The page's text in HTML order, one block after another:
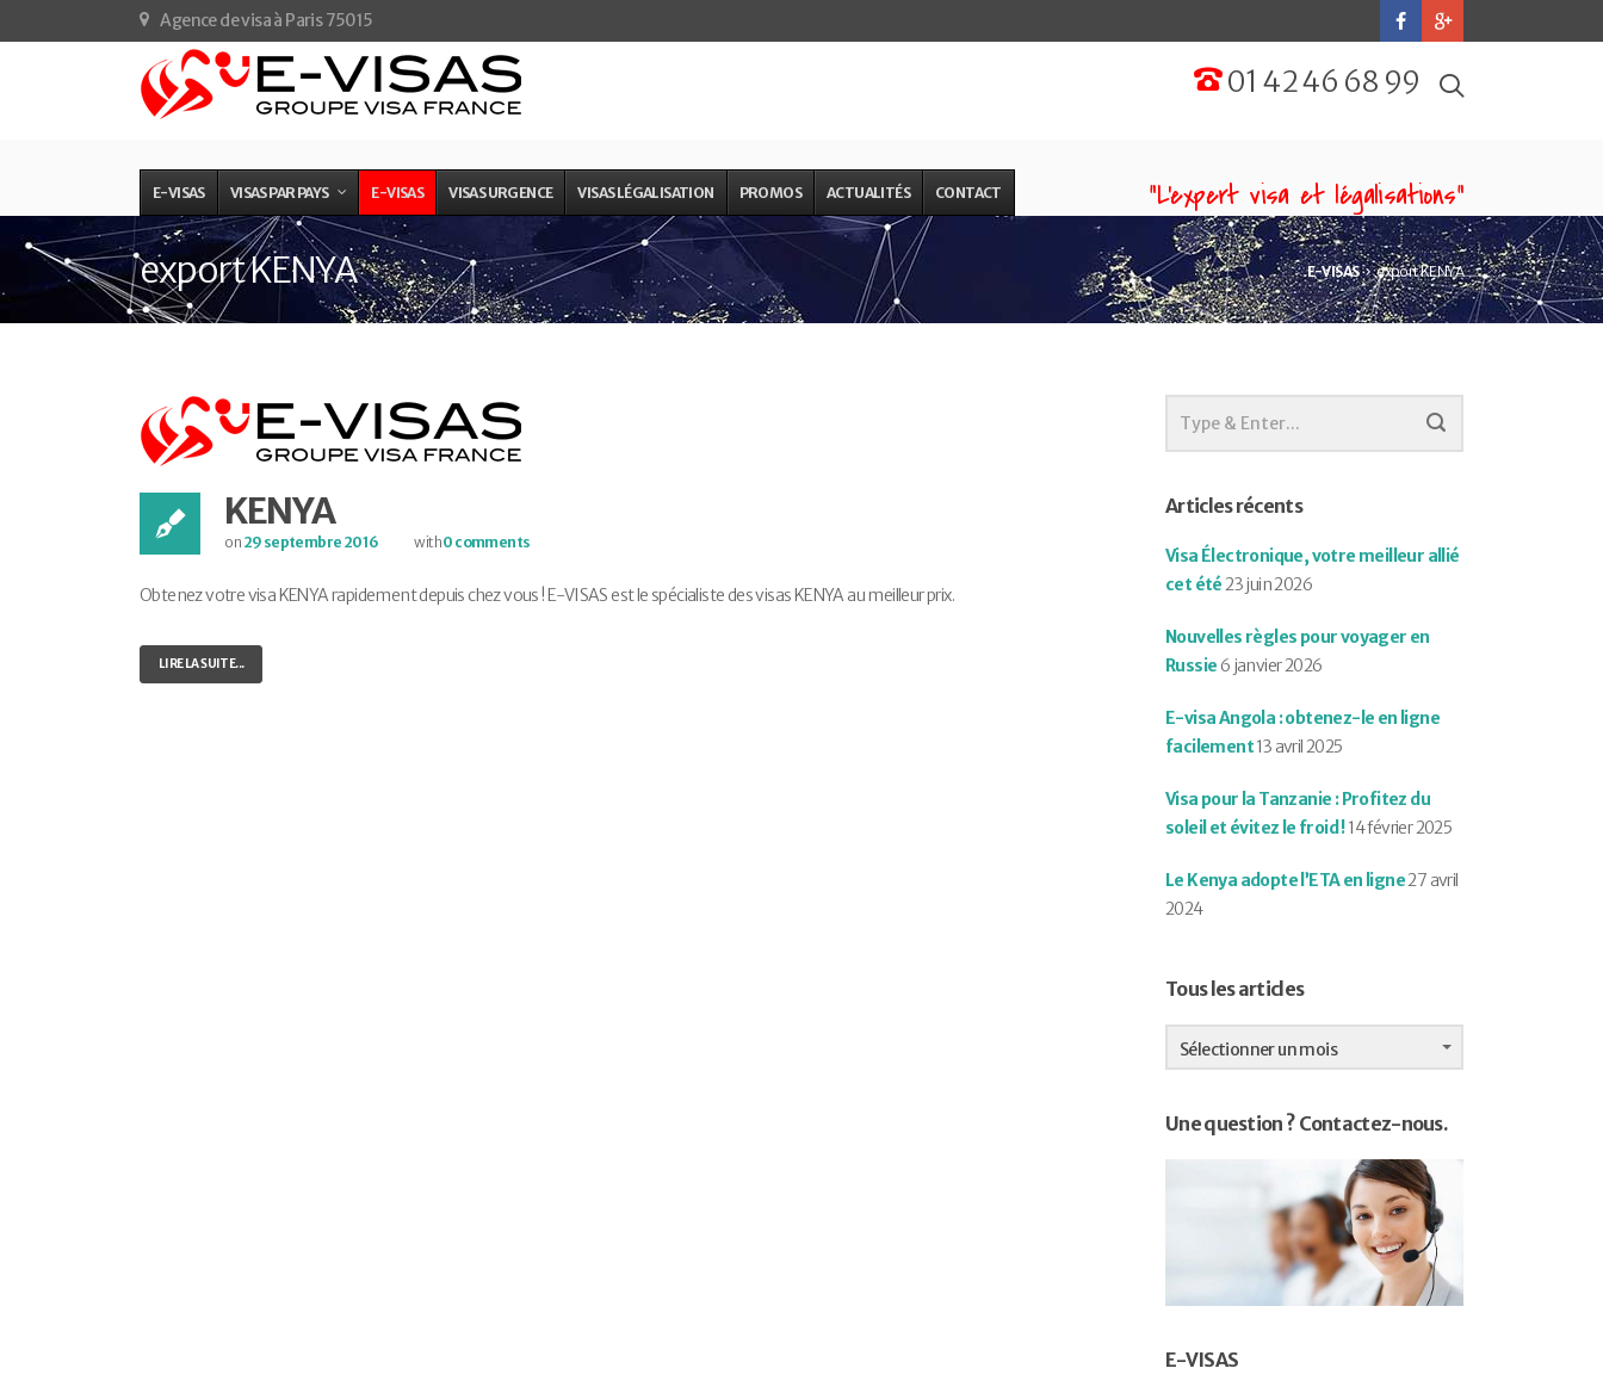
Agence de visa à Paris 75015
01 42 46 68 99
E-VISAS VISAS PAR PAYS E-VISAS VISAS URGENCE VISAS LÉGALISATION PROMOS ACTUALITÉS CONTACT “L'expert visa et légalisations”
export KENYA E-VISAS export KENYA
KENYA
on 29 septembre 2016 with0 comments
Obtenez votre visa KENYA rapidement depuis chez vous ! E-VISAS est le spécialiste des visas KENYA au meilleur prix.
LIRE LA SUITE...
Articles récents
Visa Électronique, votre meilleur allié
cet été23 juin 2026
Nouvelles règles pour voyager en
Russie 6 janvier 2026
E-visa Angola : obtenez-le en ligne
facilement13 avril 2025
Visa pour la Tanzanie : Profitez du
soleil et évitez le froid !14 février 2025
Le Kenya adopte l’ETA en ligne27 avril
2024
Tous les articles
Tous
les
articles
Sélectionner un mois
Une question ? Contactez-nous.
E-VISAS